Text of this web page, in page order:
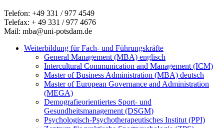
Telefon: +49 331 / 977 4549
Telefax: + 49 331 / 977 4676
Mail: mba@uni-potsdam.de
Weiterbildung für Fach- und Führungskräfte
General Management (MBA) englisch
Intercultural Communication and Management (ICM)
Master of Business Administration (MBA) deutsch
Master of European Governance and Administration
(MEGA)
Demografieorientiertes Sport- und
Gesundheitsmanagement (DSGM)
Psychologisch-Psychotherapeutisches Institut (PPI)